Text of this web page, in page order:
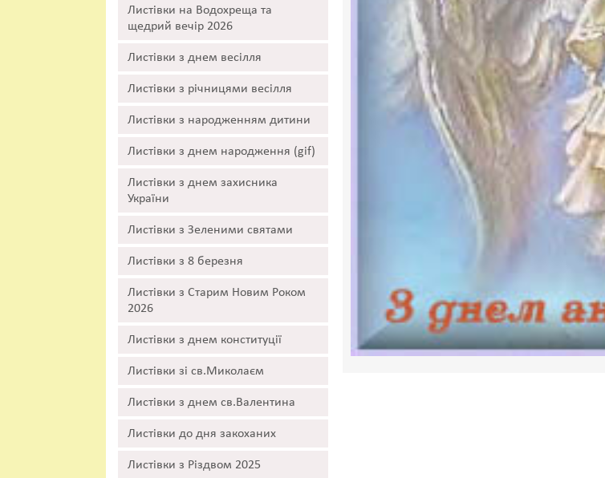
Листівки на Водохреща та
щедрий вечір 2026
Листівки з днем весілля
Листівки з річницями весілля
Листівки з народженням дитини
Листівки з днем народження (gif)
Листівки з днем захисника
України
Листівки з Зеленими святами
Листівки з 8 березня
Листівки з Старим Новим Роком
2026
Листівки з днем конституції
Листівки зі св.Миколаєм
Листівки з днем св.Валентина
Листівки до дня закоханих
Листівки з Різдвом 2025